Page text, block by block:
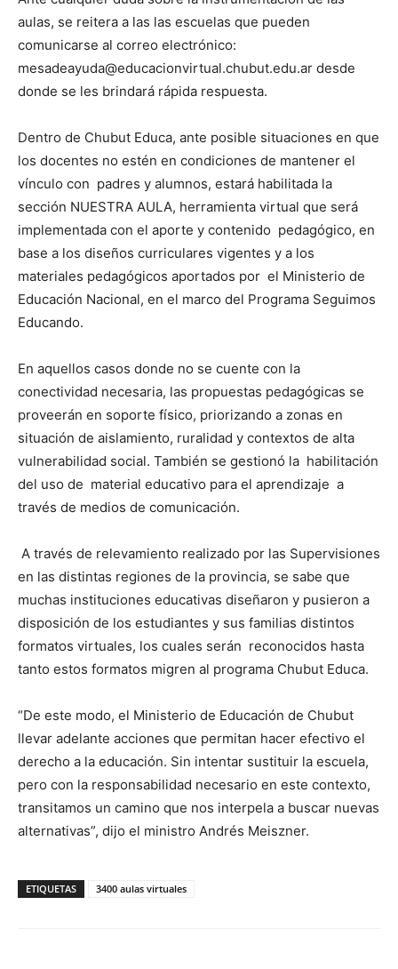
aulas, se reitera a las las escuelas que pueden
comunicarse al correo electrónico:
mesadeayuda@educacionvirtual.chubut.edu.ar desde
donde se les brindará rápida respuesta.
Dentro de Chubut Educa, ante posible situaciones en que
los docentes no estén en condiciones de mantener el
vínculo con padres y alumnos, estará habilitada la
sección NUESTRA AULA, herramienta virtual que será
implementada con el aporte y contenido pedagógico, en
base a los diseños curriculares vigentes y a los
materiales pedagógicos aportados por el Ministerio de
Educación Nacional, en el marco del Programa Seguimos
Educando.
En aquellos casos donde no se cuente con la
conectividad necesaria, las propuestas pedagógicas se
proveerán en soporte físico, priorizando a zonas en
situación de aislamiento, ruralidad y contextos de alta
vulnerabilidad social. También se gestionó la habilitación
del uso de material educativo para el aprendizaje a
través de medios de comunicación.
A través de relevamiento realizado por las Supervisiones
en las distintas regiones de la provincia, se sabe que
muchas instituciones educativas diseñaron y pusieron a
disposición de los estudiantes y sus familias distintos
formatos virtuales, los cuales serán reconocidos hasta
tanto estos formatos migren al programa Chubut Educa.
“De este modo, el Ministerio de Educación de Chubut
llevar adelante acciones que permitan hacer efectivo el
derecho a la educación. Sin intentar sustituir la escuela,
pero con la responsabilidad necesario en este contexto,
transitamos un camino que nos interpela a buscar nuevas
alternativas”, dijo el ministro Andrés Meiszner.
ETIQUETAS 3400 aulas virtuales